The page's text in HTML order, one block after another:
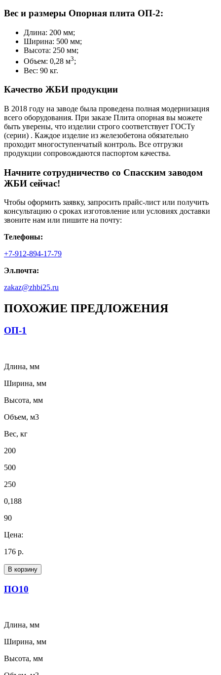
Вес и размеры Опорная плита ОП-2:
Длина: 200 мм;
Ширина: 500 мм;
Высота: 250 мм;
Объем: 0,28 м3;
Вес: 90 кг.
Качество ЖБИ продукции
В 2018 году на заводе была проведена полная модернизация
всего оборудования. При заказе Плита опорная вы можете
быть уверены, что изделии строго соответствует ГОСТу
(серии) . Каждое изделие из железобетона обязательно
проходит многоступенчатый контроль. Все отгрузки
продукции сопровождаются паспортом качества.
Начните сотрудничество со Cпасским заводом
ЖБИ сейчас!
Чтобы оформить заявку, запросить прайс-лист или получить
консультацию о сроках изготовление или условиях доставки
звоните нам или пишите на почту:
Телефоны:
+7-912-894-17-79
Эл.почта:
zakaz@zhbi25.ru
ПОХОЖИЕ ПРЕДЛОЖЕНИЯ
ОП-1
Длина, мм
Ширина, мм
Высота, мм
Объем, м3
Вес, кг
200
500
250
0,188
90
Цена:
176 р.
В корзину
ПО10
Длина, мм
Ширина, мм
Высота, мм